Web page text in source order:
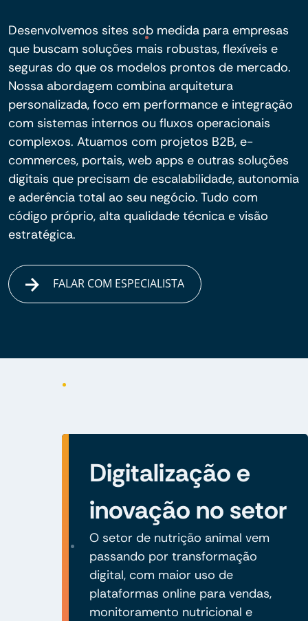
Desenvolvemos sites sob medida para empresas
que buscam soluções mais robustas, flexíveis e
seguras do que os modelos prontos de mercado.
Nossa abordagem combina arquitetura
personalizada, foco em performance e integração
com sistemas internos ou fluxos operacionais
complexos. Atuamos com projetos B2B, e-
commerces, portais, web apps e outras soluções
digitais que precisam de escalabilidade, autonomia
e aderência total ao seu negócio. Tudo com
código próprio, alta qualidade técnica e visão
estratégica.
FALAR COM ESPECIALISTA
Digitalização e
inovação no setor
O setor de nutrição animal vem
passando por transformação
digital, com maior uso de
plataformas online para vendas,
monitoramento nutricional e